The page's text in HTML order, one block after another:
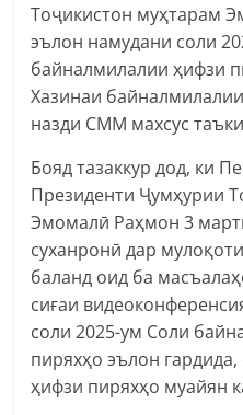
Тоҷикистон муҳтарам
эълон намудани соли
байналмилалии ҳифзи
Хазинаи
назди СММ махсус
Бояд тазаккур дод, ки
Президенти Ҷумҳурии
Эмомалӣ Раҳмон 3
суханронӣ дар
баланд оид ба
сиғаи
соли 2025-ум Соли
пиряхҳо эълон
ҳифзи пиряхҳо муайян